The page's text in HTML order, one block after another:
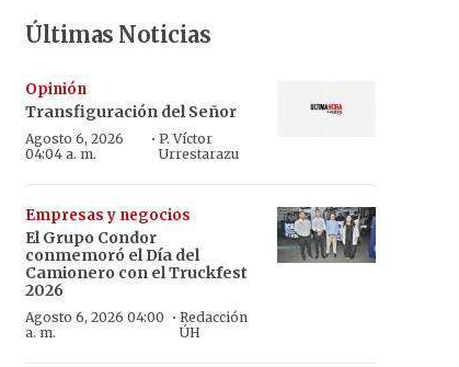
Últimas Noticias
Opinión
Transfiguración del Señor
Agosto 6, 2026
04:04 a. m.
· P. Víctor
Urrestarazu
Empresas y negocios
El Grupo Condor
conmemoró el Día del
Camionero con el Truckfest
2026
Agosto 6, 2026 04:00
a. m.
· Redacción
ÚH